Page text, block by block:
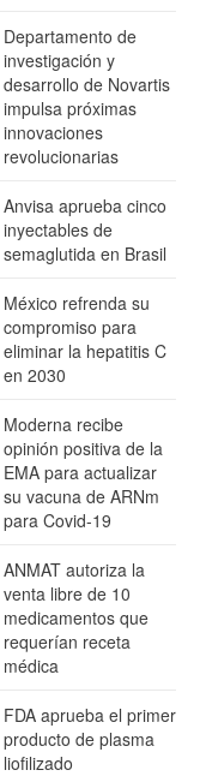
Departamento de
investigación y
desarrollo de Novartis
impulsa próximas
innovaciones
revolucionarias
Anvisa aprueba cinco
inyectables de
semaglutida en Brasil
México refrenda su
compromiso para
eliminar la hepatitis C
en 2030
Moderna recibe
opinión positiva de la
EMA para actualizar
su vacuna de ARNm
para Covid-19
ANMAT autoriza la
venta libre de 10
medicamentos que
requerían receta
médica
FDA aprueba el primer
producto de plasma
liofilizado